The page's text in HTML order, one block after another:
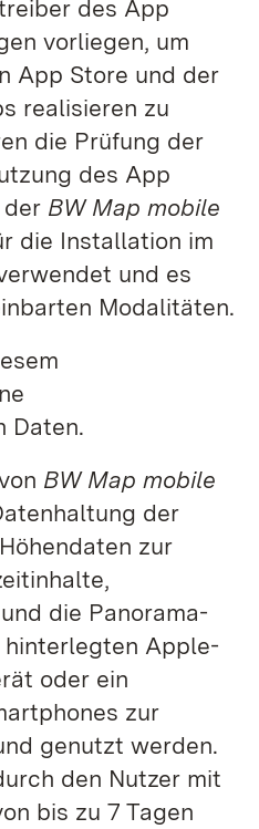
des App
vorliegen, um
App Store und der
realisieren zu
die Prüfung der
des App
der BW Map mobile
die Installation im
und es
Modalitäten.
Daten.
BW Map mobile
der
zur
die Panorama-
Apple-
oder ein
zur
genutzt werden.
den Nutzer mit
bis zu 7 Tagen